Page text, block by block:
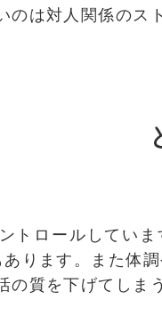
のは対人関係のス
トロールしてい
ります。また体
の質を下げてしま